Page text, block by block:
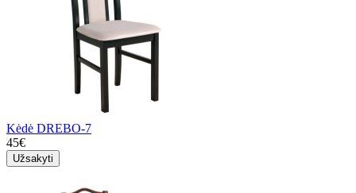
Kėdė DREBO-7
45€
Užsakyti